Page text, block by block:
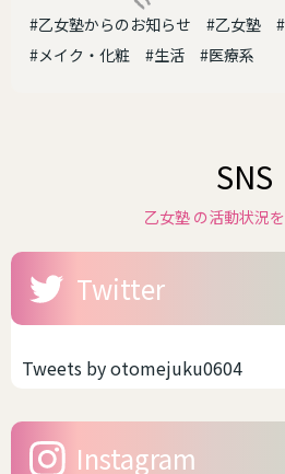
#乙女塾からのお知らせ #乙女塾
#メイク・化粧
#生活 #医療系
SNS
乙女塾 の活動状況
Twitter
Tweets by otomejuku0604
Instagram